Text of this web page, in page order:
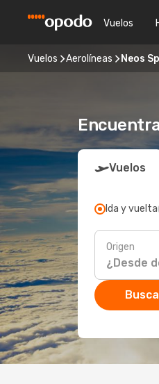
Vuelos
Vuelos Aerolíneas Neos
Vuelos
Ida y vuelta
Origen